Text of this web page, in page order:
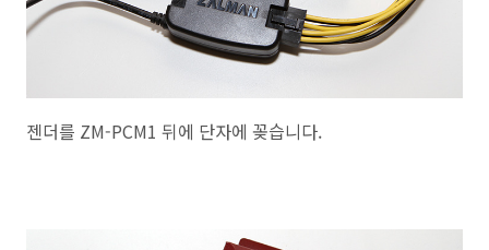
젠더를 ZM-PCM1 뒤에 단자에 꽂습니다.